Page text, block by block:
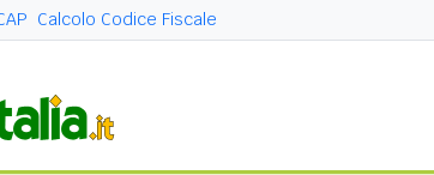
Calcolo Codice Fiscale